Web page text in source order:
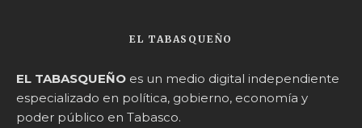
EL TABASQUEÑO
EL TABASQUEÑO es un medio digital independiente
especializado en política, gobierno, economía y
poder público en Tabasco.